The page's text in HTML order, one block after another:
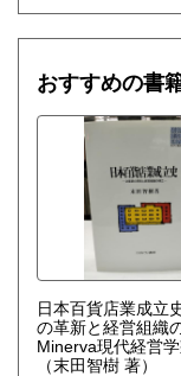
おすすめの書
日本百貨店業成立
の革新と経営組織
Minerva現代経営
（末田智樹 著）